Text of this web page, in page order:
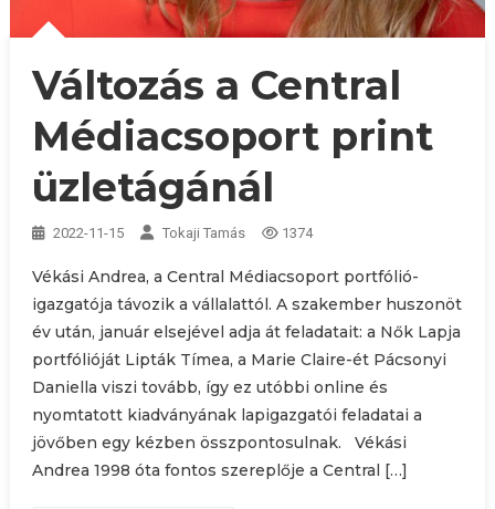
Változás a Central
Médiacsoport print
üzletágánál
2022-11-15 Tokaji Tamás 1374
Vékási Andrea, a Central Médiacsoport portfólió-
igazgatója távozik a vállalattól. A szakember huszonöt
év után, január elsejével adja át feladatait: a Nők Lapja
portfólióját Lipták Tímea, a Marie Claire-ét Pácsonyi
Daniella viszi tovább, így ez utóbbi online és
nyomtatott kiadványának lapigazgatói feladatai a
jövőben egy kézben összpontosulnak. Vékási
Andrea 1998 óta fontos szereplője a Central […]